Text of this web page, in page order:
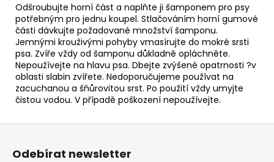
Odšroubujte horní část a naplňte ji šamponem pro psy
potřebným pro jednu koupel. Stlačováním horní gumové
části dávkujte požadované množství šamponu.
Jemnými krouživými pohyby vmasírujte do mokré srsti
psa. Zvíře vždy od šamponu důkladně opláchněte.
Nepoužívejte na hlavu psa. Dbejte zvýšené opatrnosti ?v
oblasti slabin zvířete. Nedoporučujeme používat na
zacuchanou a šňůrovitou srst. Po použití vždy umyjte
čistou vodou. V případě poškození nepoužívejte.
Z
Odebírat newsletter